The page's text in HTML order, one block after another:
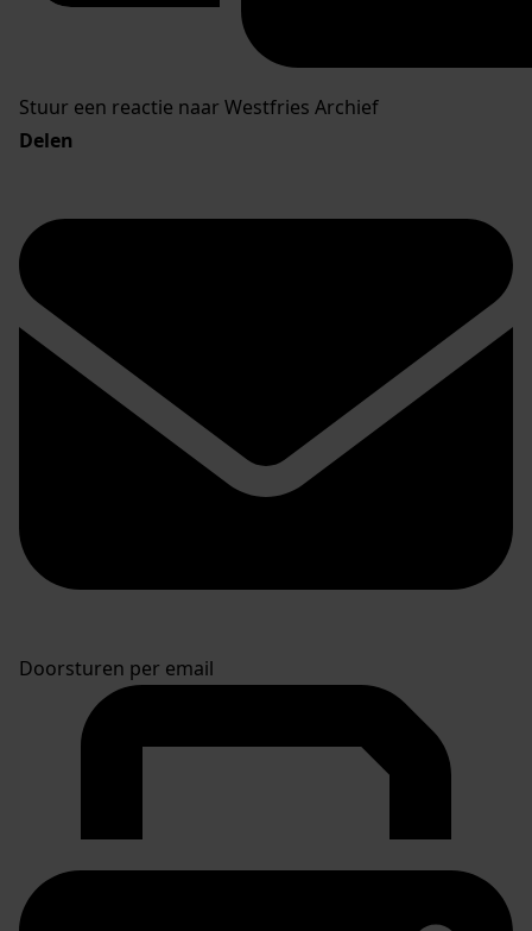
Stuur een reactie naar Westfries Archief
Delen
Doorsturen per email